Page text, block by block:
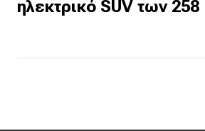
ηλεκτρικό SUV των 258